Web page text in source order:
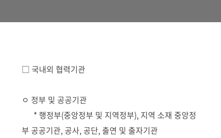
□ 국내외 협력기관
ㅇ 정부 및 공공기관
* 행정부(중앙정부 및 지역정부), 지역 소재 중앙정
부 공공기관, 공사, 공단, 출연 및 출자기관